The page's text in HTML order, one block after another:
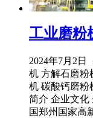
工业磨粉
2024年7月2
机 方解石磨粉
机 碳酸钙磨粉
简介 企业文化
国郑州国家高